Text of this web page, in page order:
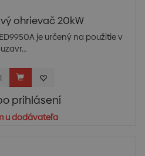
ohrievač 20kW
je určený na použitie v
uzavr...
prihlásení
u dodávateľa